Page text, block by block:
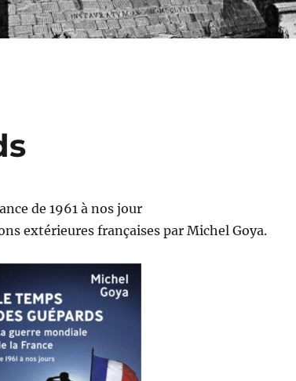
de 1961 à nos jour
extérieures françaises par Michel Goya.